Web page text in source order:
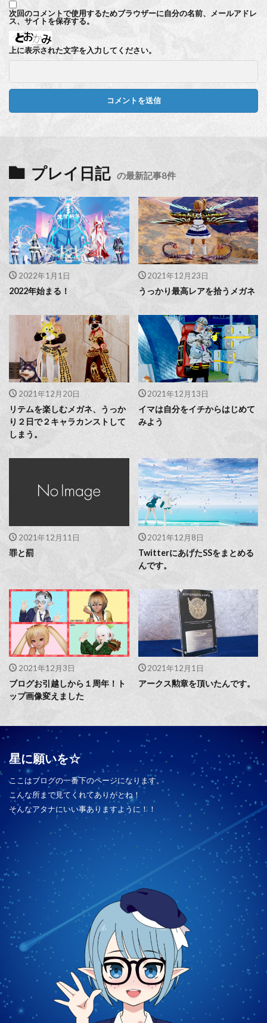
次回のコメントで使用するためブラウザーに自分の名前、メールアドレ
ス、サイトを保存する。
上に表示された文字を入力してください。
プレイ日記 の最新記事8件
2022年1月1日
2022年始まる！
2021年12月23日
うっかり最高レアを拾うメガネ
2021年12月20日
リテムを楽しむメガネ、うっか
り２日で２キャラカンストして
しまう。
2021年12月13日
イマは自分をイチからはじめて
みよう
2021年12月11日
罪と罰
2021年12月8日
TwitterにあげたSSをまとめる
んです。
2021年12月3日
ブログお引越しから１周年！ト
ップ画像変えました
2021年12月1日
アークス勲章を頂いたんです。
星に願いを☆
ここはブログの一番下のページになります。
こんな所まで見てくれてありがとね！
そんなアタナにいい事ありますように！！